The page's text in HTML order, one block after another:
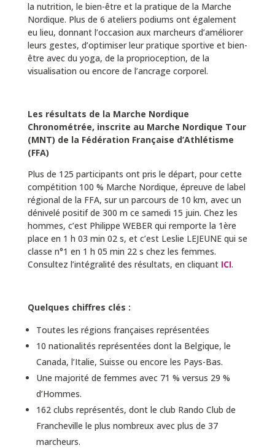
la nutrition, le bien-être et la pratique de la Marche
Nordique. Plus de 6 ateliers podiums ont également
eu lieu, donnant l’occasion aux marcheurs d’améliorer
leurs gestes, d’optimiser leur pratique sportive et bien-
être avec du yoga, de la proprioception, de la
visualisation ou encore de l’ancrage corporel.
Les résultats de la Marche Nordique
Chronométrée, inscrite au Marche Nordique Tour
(MNT) de la Fédération Française d’Athlétisme
(FFA)
Plus de 125 participants ont pris le départ, pour cette
compétition 100 % Marche Nordique, épreuve de label
régional de la FFA, sur un parcours de 10 km, avec un
dénivelé positif de 300 m ce samedi 15 juin. Chez les
hommes, c’est Philippe WEBER qui remporte la 1ère
place en 1 h 03 min 02 s, et c’est Leslie LEJEUNE qui se
classe n°1 en 1 h 05 min 22 s chez les femmes.
Consultez l’intégralité des résultats, en cliquant ICI.
Quelques chiffres clés :
Toutes les régions françaises représentées
10 nationalités représentées dont la Belgique, le
Canada, l’Italie, Suisse ou encore les Pays-Bas.
Une majorité de femmes avec 71 % versus 29 %
d’Hommes.
162 clubs représentés, dont le club Rando Club de
Francheville le plus nombreux avec plus de 37
marcheurs.